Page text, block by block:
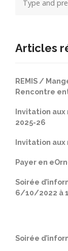
Articles
REMIS /
Rencontre
Invitation aux
2025-26
Invitation aux
Payer en
Soirée
6/10/2022 à
Soirée